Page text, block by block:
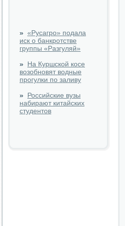
» «Русагро» подала
иск о банкротстве
группы «Разгуляй»
» На Куршской косе
возобновят водные
прогулки по заливу
» Российские вузы
набирают китайских
студентов